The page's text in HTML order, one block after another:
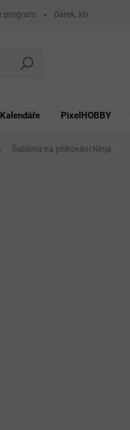
program Dárek, který má smysl
Hledat
Kalendáře PixelHOBBY
Šablona na pískování Ninja